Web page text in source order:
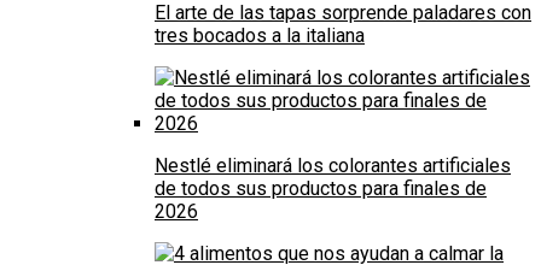
El arte de las tapas sorprende paladares con
tres bocados a la italiana
Nestlé eliminará los colorantes artificiales
de todos sus productos para finales de
2026